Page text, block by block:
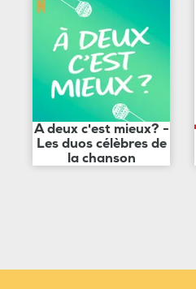
A deux c'est mieux? -
Les duos célèbres de
la chanson